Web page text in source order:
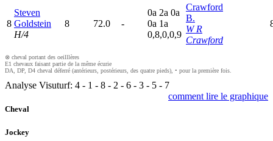
8
Steven
Goldstein
H/4
8 72.0 -
0a 2a 0a
0a 1a
0,8,0,0,9
Crawford
B.
W R
Crawford
⊗ cheval portant des oeilllères
E1 chevaux faisant partie de la même écurie
DA, DP, D4 cheval déferré (antérieurs, postérieurs, des quatre pieds), • pour la première fois.
Analyse Visuturf: 4 - 1 - 8 - 2 - 6 - 3 - 5 - 7
comment lire le graphique
Cheval
Jockey